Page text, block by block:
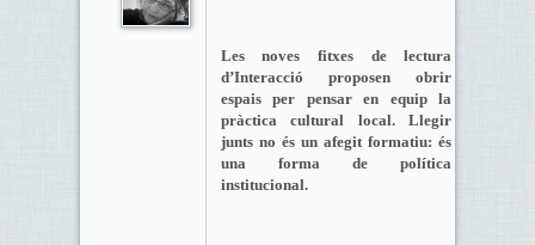
Les noves fitxes de lectura
d’Interacció proposen obrir
espais per pensar en equip la
pràctica cultural local. Llegir
junts no és un afegit formatiu: és
una forma de política
institucional.